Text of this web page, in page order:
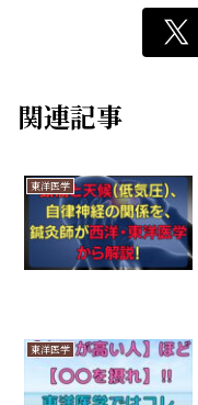
k
関連記事
東洋医学
東洋医学